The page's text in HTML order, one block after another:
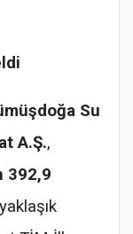
Su
A.Ş.,
392,9